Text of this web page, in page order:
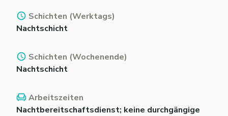
Schichten (Werktags)
Nachtschicht
Schichten (Wochenende)
Nachtschicht
Arbeitszeiten
Nachtbereitschaftsdienst; keine durchgängige